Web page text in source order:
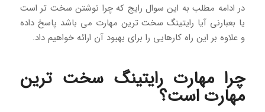
در ادامه مطلب به این سوال رایج که چرا نوشتن سخت تر است
یا بعبارنی آیا رایتینگ سخت ترین مهارت می باشد پاسخ داده
و علاوه بر این راه کارهایی را برای بهبود آن ارائه خواهیم داد.
چرا مهارت رایتینگ سخت ترین
مهارت است؟